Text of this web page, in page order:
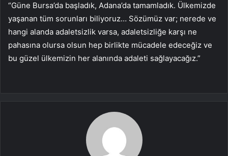
“Güne Bursa’da başladık, Adana’da tamamladık. Ülkemizde
yaşanan tüm sorunları biliyoruz… Sözümüz var; nerede ve
hangi alanda adaletsizlik varsa, adaletsizliğe karşı ne
pahasına olursa olsun hep birlikte mücadele edeceğiz ve
bu güzel ülkemizin her alanında adaleti sağlayacağız.”